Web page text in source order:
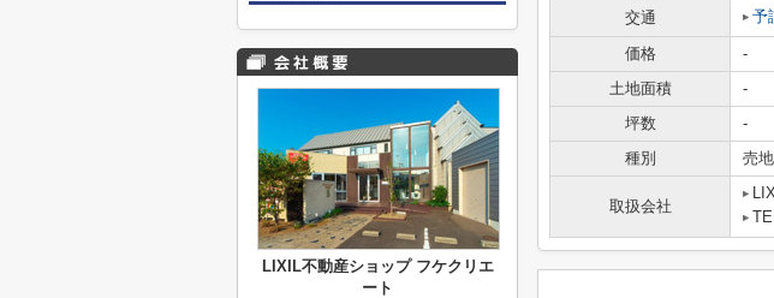
交通
予
価格 -
土地面積
-
坪数
-
種別
売地
取扱会社
LIXIL不動産ショップ フケクリエ
ート